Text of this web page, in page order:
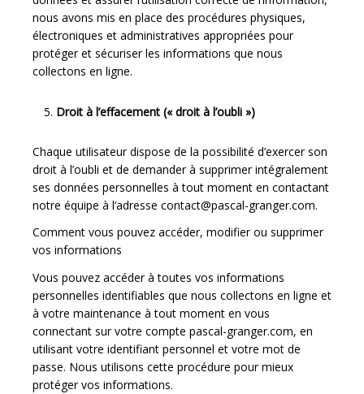
nous avons mis en place des procédures physiques,
électroniques et administratives appropriées pour
protéger et sécuriser les informations que nous
collectons en ligne.
Droit à l’effacement (« droit à l’oubli »)
Chaque utilisateur dispose de la possibilité d’exercer son
droit à l’oubli et de demander à supprimer intégralement
ses données personnelles à tout moment en contactant
notre équipe à l’adresse contact@pascal-granger.com.
Comment vous pouvez accéder, modifier ou supprimer
vos informations
Vous pouvez accéder à toutes vos informations
personnelles identifiables que nous collectons en ligne et
à votre maintenance à tout moment en vous
connectant sur votre compte pascal-granger.com, en
utilisant votre identifiant personnel et votre mot de
passe. Nous utilisons cette procédure pour mieux
protéger vos informations.